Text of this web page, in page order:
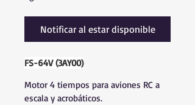
Notificar al estar disponible
FS-64V (3AY00)
Motor 4 tiempos para aviones RC a
escala y acrobáticos.